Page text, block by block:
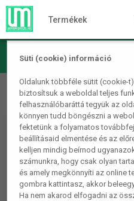
Süti (cookie) információ
Oldalunk többféle sütit (cookie-
biztosítsuk a weboldal teljes
felhasználóbaráttá tegyük az
könnyen tudd böngészni a
fektetünk a folyamatos
beállításaid elmentése és az
kelljen mindig beírnod
számunkra, hogy csak olyan
és amely megkönnyíti az online
gombra kattintasz, akkor
Ha nem akarod elfogadni az
Termékek
Konyhai termékek Sütés
fritőz/ Airfryer digitális 2,3L